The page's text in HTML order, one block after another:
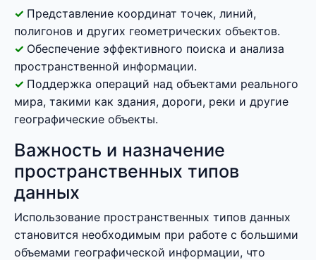
Представление координат точек, линий,
полигонов и других геометрических объектов.
Обеспечение эффективного поиска и анализа
пространственной информации.
Поддержка операций над объектами реального
мира, такими как здания, дороги, реки и другие
географические объекты.
Важность и назначение
пространственных типов
данных
Использование пространственных типов данных
становится необходимым при работе с большими
объемами географической информации, что